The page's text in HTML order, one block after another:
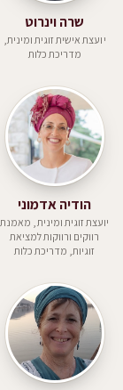
שרה וינרוט
יועצת אישית זוגית ומינית,
מדריכת כלות
הודיה אדמוני
יועצת זוגית ומינית, מאמנת
רווקים ורווקות למציאת
זוגיות, מדריכת כלות